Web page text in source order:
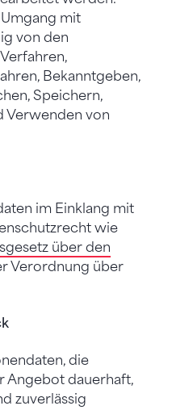
mit
von den
Bekanntgeben,
Speichern,
Verwenden von
im Einklang mit
wie
über den
Verordnung über
die
Angebot dauerhaft,
zuverlässig